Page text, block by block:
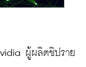
ผู้ผลิตชิปราย